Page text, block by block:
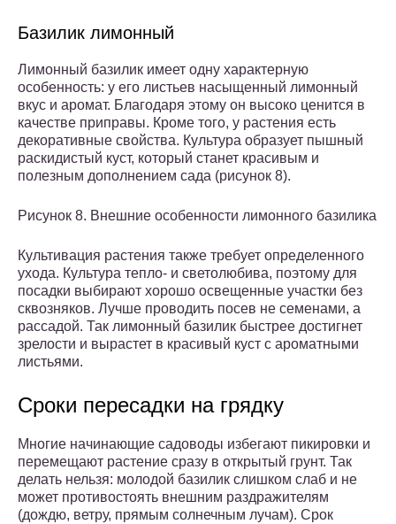
Базилик лимонный
Лимонный базилик имеет одну характерную
особенность: у его листьев насыщенный лимонный
вкус и аромат. Благодаря этому он высоко ценится в
качестве приправы. Кроме того, у растения есть
декоративные свойства. Культура образует пышный
раскидистый куст, который станет красивым и
полезным дополнением сада (рисунок 8).
Рисунок 8. Внешние особенности лимонного базилика
Культивация растения также требует определенного
ухода. Культура тепло- и светолюбива, поэтому для
посадки выбирают хорошо освещенные участки без
сквозняков. Лучше проводить посев не семенами, а
рассадой. Так лимонный базилик быстрее достигнет
зрелости и вырастет в красивый куст с ароматными
листьями.
Сроки пересадки на грядку
Многие начинающие садоводы избегают пикировки и
перемещают растение сразу в открытый грунт. Так
делать нельзя: молодой базилик слишком слаб и не
может противостоять внешним раздражителям
(дождю, ветру, прямым солнечным лучам). Срок